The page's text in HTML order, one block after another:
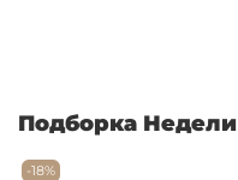
Подборка Недели
-18%